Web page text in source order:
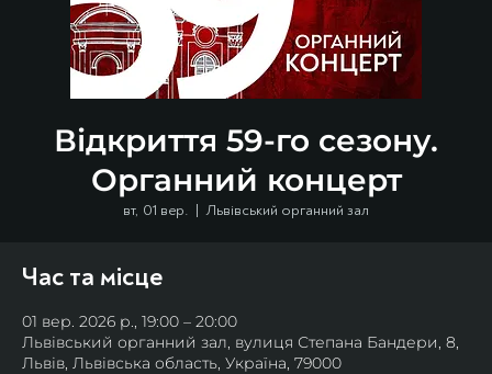
Відкриття 59-го сезону.
Органний концерт
вт, 01 вер.
  |
Львівський органний зал
Час та місце
01 вер. 2026 р., 19:00 – 20:00
Львівський органний зал, вулиця Степана Бандери, 8,
Львів, Львівська область, Україна, 79000